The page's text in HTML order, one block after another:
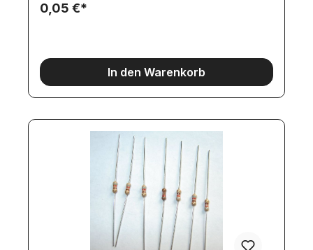
0,05 €*
In den Warenkorb